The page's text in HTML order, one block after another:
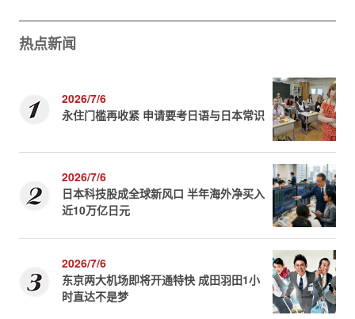
热点新闻
2026/7/6
永住门槛再收紧 申请要考日语与日本常识
2026/7/6
日本科技股成全球新风口 半年海外净买入
近10万亿日元
2026/7/6
东京两大机场即将开通特快 成田羽田1小
时直达不是梦